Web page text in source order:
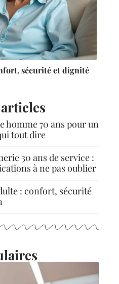
sécurité et dignité
homme 70 ans pour un
tout dire
30 ans de service :
à ne pas oublier
: confort, sécurité